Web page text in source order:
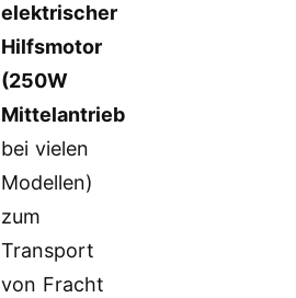
elektrischer
Hilfsmotor
(250W
Mittelantrieb
bei vielen
Modellen)
zum
Transport
von Fracht